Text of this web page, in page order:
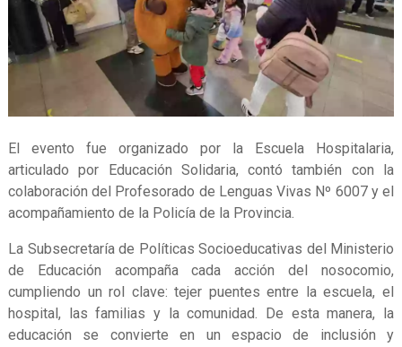
El evento fue organizado por la Escuela Hospitalaria,
articulado por Educación Solidaria, contó también con la
colaboración del Profesorado de Lenguas Vivas Nº 6007 y el
acompañamiento de la Policía de la Provincia.
La Subsecretaría de Políticas Socioeducativas del Ministerio
de Educación acompaña cada acción del nosocomio,
cumpliendo un rol clave: tejer puentes entre la escuela, el
hospital, las familias y la comunidad. De esta manera, la
educación se convierte en un espacio de inclusión y